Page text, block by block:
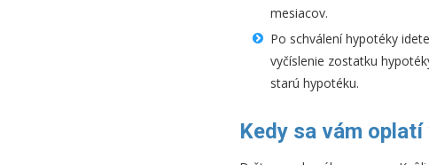
mesiacov.
Po schválení hypotéky
vyčíslenie zostatku
starú hypotéku.
Kedy sa vám